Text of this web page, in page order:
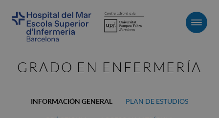
GRADO EN ENFERMERÍA
INFORMACIÓN GENERAL PLAN DE ESTUDIOS